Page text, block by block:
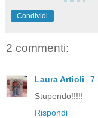
Condividi
2 commenti:
Laura Artioli
7
Stupendo!!!!!
Rispondi